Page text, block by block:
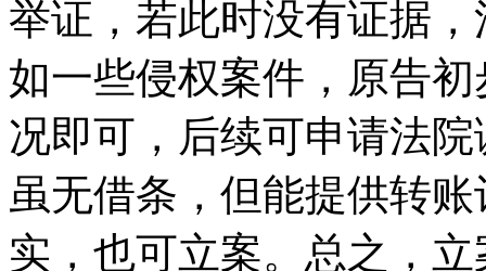
举证，若此时没有证据
如一些侵权案件，原告
况即可，后续可申请法
虽无借条，但能提供转
实，也可立案。总之，